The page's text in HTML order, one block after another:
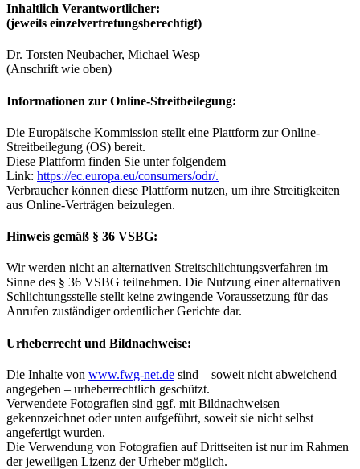
Inhaltlich Verantwortlicher:
(jeweils einzelvertretungsberechtigt)
Dr. Torsten Neubacher, Michael Wesp
(Anschrift wie oben)
Informationen zur Online-Streitbeilegung:
Die Europäische Kommission stellt eine Plattform zur Online-
Streitbeilegung (OS) bereit.
Diese Plattform finden Sie unter folgendem
Link: https://ec.europa.eu/consumers/odr/.
Verbraucher können diese Plattform nutzen, um ihre Streitigkeiten
aus Online-Verträgen beizulegen.
Hinweis gemäß § 36 VSBG:
Wir werden nicht an alternativen Streitschlichtungsverfahren im
Sinne des § 36 VSBG teilnehmen. Die Nutzung einer alternativen
Schlichtungsstelle stellt keine zwingende Voraussetzung für das
Anrufen zuständiger ordentlicher Gerichte dar.
Urheberrecht und Bildnachweise:
Die Inhalte von www.fwg-net.de sind – soweit nicht abweichend
angegeben – urheberrechtlich geschützt.
Verwendete Fotografien sind ggf. mit Bildnachweisen
gekennzeichnet oder unten aufgeführt, soweit sie nicht selbst
angefertigt wurden.
Die Verwendung von Fotografien auf Drittseiten ist nur im Rahmen
der jeweiligen Lizenz der Urheber möglich.